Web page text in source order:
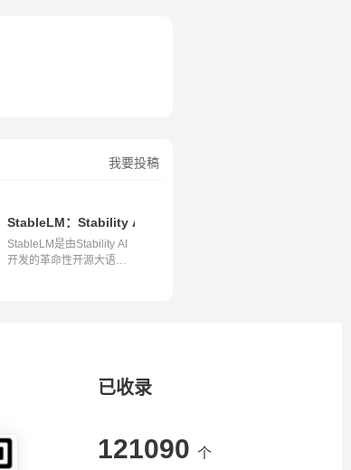
我要投稿
StableLM：Stability AI的革命性开源大语言模型
StableLM是由Stability AI
开发的革命性开源大语言
已收录
121090 个